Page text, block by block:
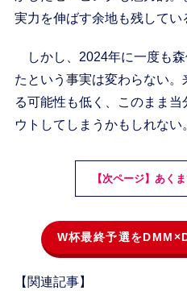
実力を伸ばす余地も残してい
しかし、2024年に一度も
たという事実は変わらない
る可能性も低く、このまま
ウトしてしまうかもしれない
【次ページ】あく
W杯最終予選を
【関連記事】